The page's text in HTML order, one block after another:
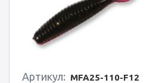
Артикул: MFA25-110-F12